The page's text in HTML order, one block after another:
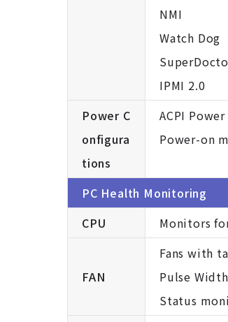
NMI
Watch Dog
IPMI 2.0
Power C
onfigura
tions
ACPI
Power-on
PC Health Monitoring
CPU
Monitors
FAN
Fans with
Pulse
Status